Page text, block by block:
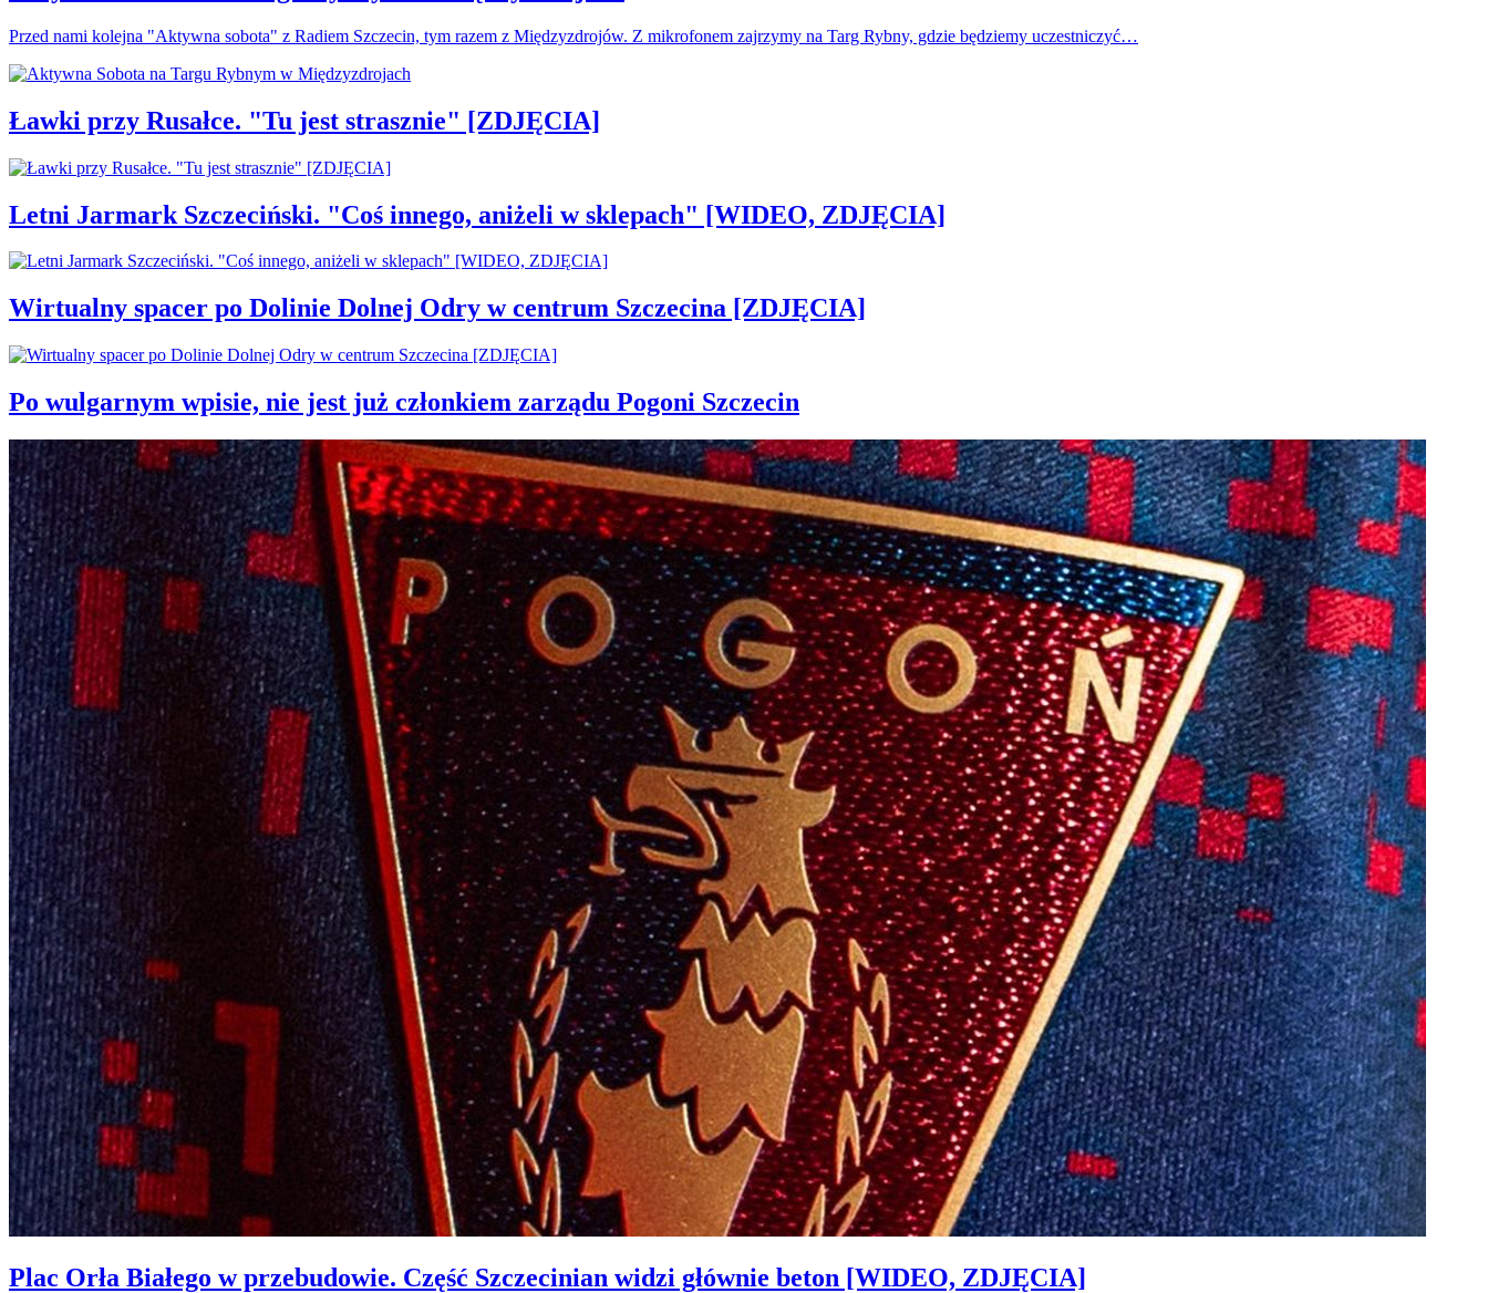
Przed nami kolejna "Aktywna sobota" z Radiem Szczecin, tym razem z Międzyzdrojów. Z mikrofonem zajrzymy na Targ Rybny, gdzie będziemy uczestniczyć…
Ławki przy Rusałce. "Tu jest strasznie" [ZDJĘCIA]
Letni Jarmark Szczeciński. "Coś innego, aniżeli w sklepach" [WIDEO, ZDJĘCIA]
Wirtualny spacer po Dolinie Dolnej Odry w centrum Szczecina [ZDJĘCIA]
Po wulgarnym wpisie, nie jest już członkiem zarządu Pogoni Szczecin
Plac Orła Białego w przebudowie. Część Szczecinian widzi głównie beton [WIDEO, ZDJĘCIA]